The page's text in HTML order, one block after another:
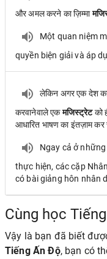
और अमल करने का ज़िम्मा
Một quan niệm
quyền biện giải và áp
लेकिन अगर एक देश का
करवानेवाले एकमजिस्ट्रेटको
आधारित भाषण का इंतज़ाम
Ngay cả ở
thực hiện, các cặp
có bài giảng hôn nhân
Cùng học
Vậy là bạn đã biết
Tiếng Ấn Độ, bạn có